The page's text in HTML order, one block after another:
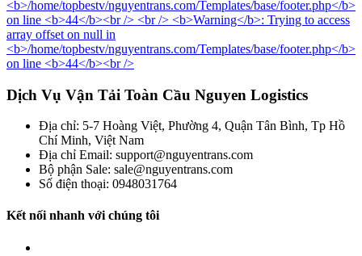
Dịch Vụ Vận Tải Toàn Cầu Nguyen Logistics
Địa chỉ: 5-7 Hoàng Việt, Phường 4, Quận Tân Bình, Tp Hồ
Chí Minh, Việt Nam
Địa chỉ Email: support@nguyentrans.com
Bộ phận Sale: sale@nguyentrans.com
Số điện thoại: 0948031764
Kết nối nhanh với chúng tôi